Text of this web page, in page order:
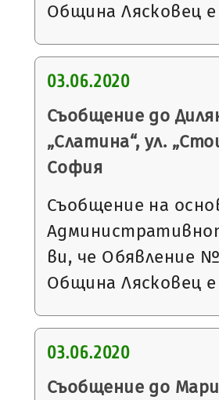
Община Лясковец
03.06.2020
Съобщение до
„Слатина“, ул.
София
Съобщение на
ви, че Обявление
Община Лясковец
03.06.2020
Съобщение до